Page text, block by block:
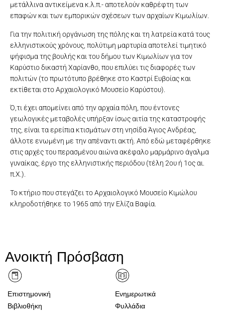
μετάλλινα αντικείμενα κ.λ.π.- αποτελούν καθρέφτη των
επαφών και των εμπορικών σχέσεων των αρχαίων Κιμωλίων.
Για την πολιτική οργάνωση της πόλης και τη λατρεία κατά τους
ελληνιστικούς χρόνους, πολύτιμη μαρτυρία αποτελεί τιμητικό
ψήφισμα της βουλής και του δήμου των Κιμωλίων για τον
Καρύστιο δικαστή Χαρίανθο, που επιλύει τις διαφορές των
πολιτών (το πρωτότυπο βρέθηκε στο Καστρί Ευβοίας και
εκτίθεται στο Αρχαιολογικό Μουσείο Καρύστου).
Ό,τι έχει απομείνει από την αρχαία πόλη, που έντονες
γεωλογικές μεταβολές υπήρξαν ίσως αιτία της καταστροφής
της, είναι τα ερείπια κτισμάτων στη νησίδα Άγιος Ανδρέας,
άλλοτε ενωμένη με την απέναντι ακτή. Από εδώ μεταφέρθηκε
στις αρχές του περασμένου αιώνα ακέφαλο μαρμάρινο άγαλμα
γυναίκας, έργο της ελληνιστικής περιόδου (τέλη 2ου ή 1ος αι.
π.Χ.).
Το κτήριο που στεγάζει το Αρχαιολογικό Μουσείο Κιμώλου
κληροδοτήθηκε το 1965 από την Ελίζα Βαφία.
Μουσείο Κιμώλου
Ανοικτή Πρόσβαση
Επιστημονική
Βιβλιοθήκη
Ενημερωτικά
Φυλλάδια